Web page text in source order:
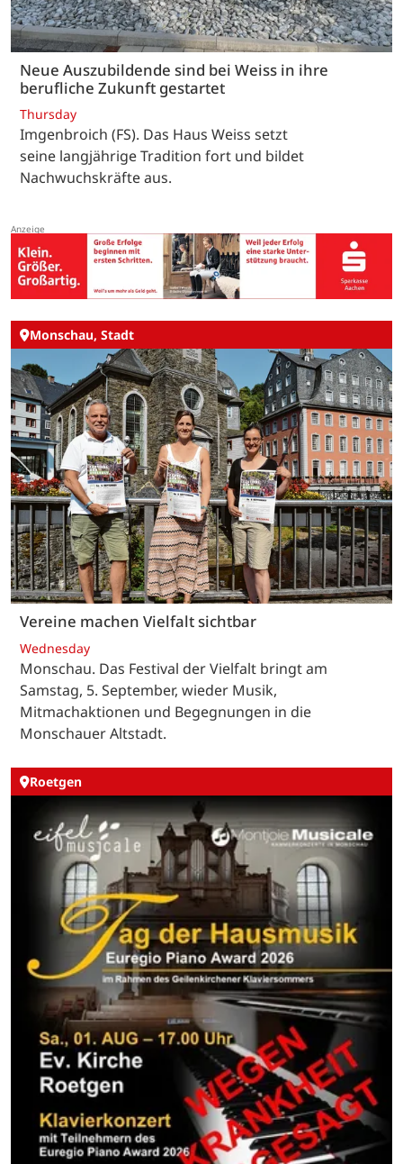
Neue Auszubildende sind bei Weiss in ihre
berufliche Zukunft gestartet
Thursday
Imgenbroich (FS). Das Haus Weiss setzt
seine langjährige Tradition fort und bildet
Nachwuchskräfte aus.
Monschau, Stadt
Vereine machen Vielfalt sichtbar
Wednesday
Monschau. Das Festival der Vielfalt bringt am
Samstag, 5. September, wieder Musik,
Mitmachaktionen und Begegnungen in die
Monschauer Altstadt.
Roetgen